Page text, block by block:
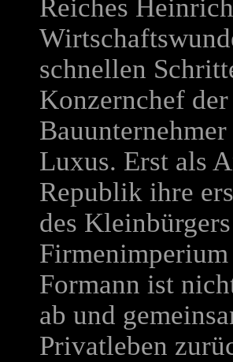
Reiches
schnellen
Konzernchef
Luxus. Erst als
Republik ihre
des
Formann ist
ab und
Privatleben